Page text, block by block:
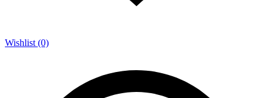
Wishlist (0)